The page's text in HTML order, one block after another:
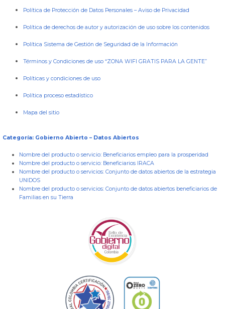
Política de Protección de Datos Personales –Aviso de Privacidad
Política de derechos de autor y autorización de uso sobre los contenidos
Política Sistema de Gestión de Seguridad de la Información
Términos y Condiciones de uso “ZONA WIFI GRATIS PARA LA GENTE”
Políticas y condiciones de uso
Política proceso estadístico
Mapa del sitio
Categoría: Gobierno Abierto – Datos Abiertos
Nombre del producto o servicio: Beneficiarios empleo para la prosperidad
Nombre del producto o servicio: Beneficiarios IRACA
Nombre del producto o servicios: Conjunto de datos abiertos de la estrategia
UNIDOS
Nombre del producto o servicios: Conjunto de datos abiertos beneficiarios de
Familias en su Tierra